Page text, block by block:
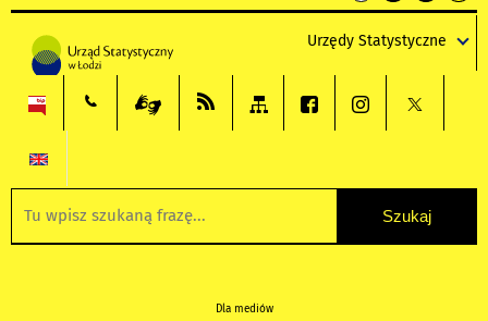
kontrastkontrast
tekst
czarnym
kontrast
tekst
czarnym
tekst
żółtym
Urzędy Statystyczne
Dla mediów